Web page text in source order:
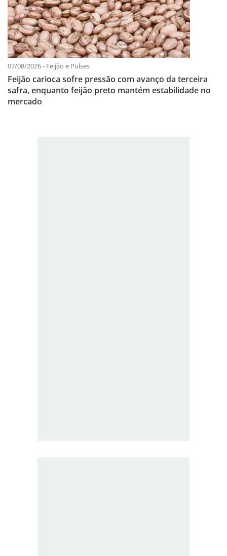
07/08/2026 - Feijão e Pulses
Feijão carioca sofre pressão com avanço da terceira
safra, enquanto feijão preto mantém estabilidade no
mercado